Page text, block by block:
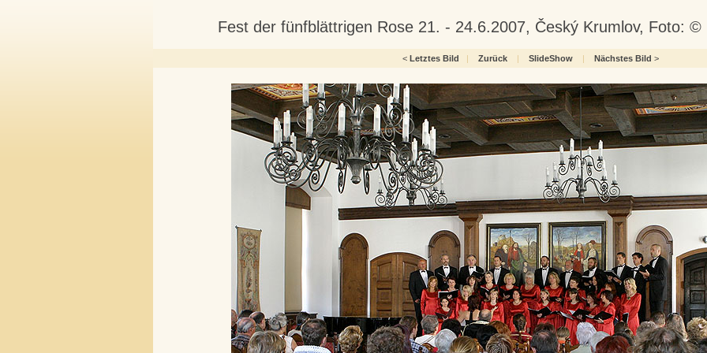
Fest der fünfblättrigen Rose 21. - 24.6.2007, Český Krumlov, Foto:
< Letztes Bild | Zurück | SlideShow | Nächstes Bild >